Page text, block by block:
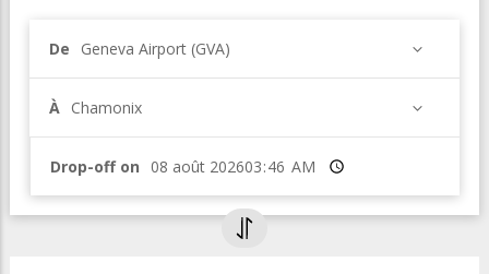
De Geneva Airport (GVA)
À Chamonix
Drop-off on Heure